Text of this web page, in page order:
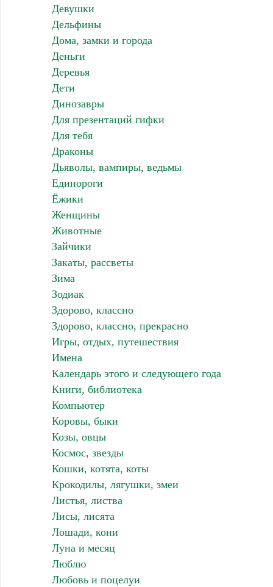
Девушки
Дельфины
Дома, замки и города
Деньги
Деревья
Дети
Динозавры
Для презентаций гифки
Для тебя
Драконы
Дьяволы, вампиры, ведьмы
Единороги
Ёжики
Женщины
Животные
Зайчики
Закаты, рассветы
Зима
Зодиак
Здорово, классно
Здорово, классно, прекрасно
Игры, отдых, путешествия
Имена
Календарь этого и следующего года
Книги, библиотека
Компьютер
Коровы, быки
Козы, овцы
Космос, звезды
Кошки, котята, коты
Крокодилы, лягушки, змеи
Листья, листва
Лисы, лисята
Лошади, кони
Луна и месяц
Люблю
Любовь и поцелуи